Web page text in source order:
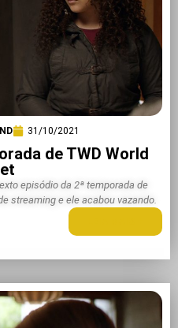
31/10/2021
de TWD World
episódio da 2ª temporada de
streaming e ele acabou vazando.